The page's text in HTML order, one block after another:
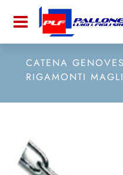
Open
CATENA
RIGAMONTI